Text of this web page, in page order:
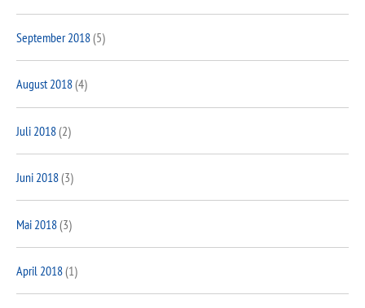
September 2018(5)
August 2018(4)
Juli 2018(2)
Juni 2018(3)
Mai 2018(3)
April 2018(1)